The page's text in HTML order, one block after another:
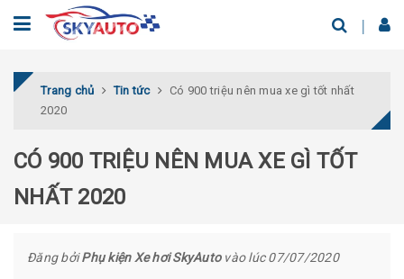
Trang chủ Tin tức
Có 900 triệu nên mua xe gì tốt nhất
2020
CÓ 900 TRIỆU NÊN MUA XE GÌ TỐT
NHẤT 2020
Đăng bởiPhụ kiện Xe hơi SkyAutovào lúc 07/07/2020